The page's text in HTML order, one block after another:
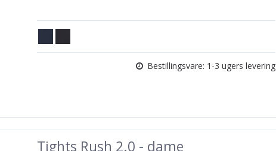
Bestillingsvare: 1-3 ugers levering
Tights Rush 2.0 - dame